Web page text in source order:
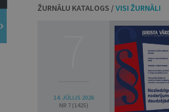
ŽURNĀLU KATALOGS / VISI ŽURNĀLI
14. JŪLIJS 2026
NR 7 (1425)